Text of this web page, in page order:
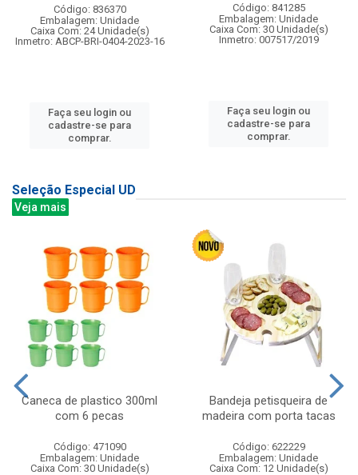
Código: 836370
Embalagem: Unidade
Caixa Com: 24 Unidade(s)
Inmetro: ABCP-BRI-0404-2023-16
Faça seu login ou
cadastre-se para
comprar.
Código: 841285
Embalagem: Unidade
Caixa Com: 30 Unidade(s)
Inmetro: 007517/2019
Faça seu login ou
cadastre-se para
comprar.
Seleção Especial UD
Veja mais
Caneca de plastico 300ml
com 6 pecas
Código: 471090
Embalagem: Unidade
Caixa Com: 30 Unidade(s)
Bandeja petisqueira de
madeira com porta tacas
Código: 622229
Embalagem: Unidade
Caixa Com: 12 Unidade(s)